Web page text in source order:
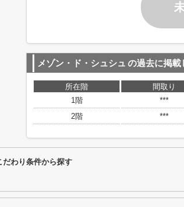
メゾン・ド・シュシュ の過去に掲載
所在階 間取り
1階
***
2階
***
だわり条件から探す